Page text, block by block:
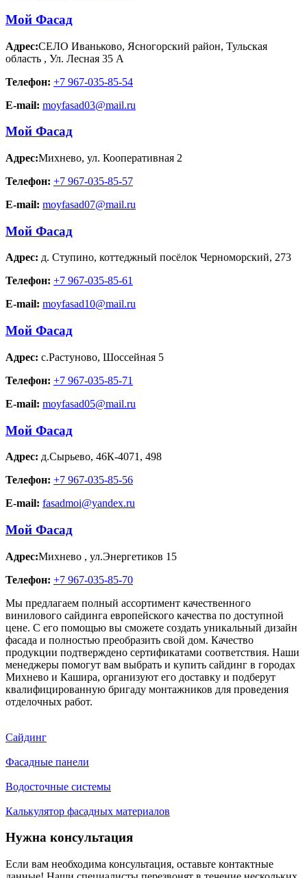
Мой Фасад
Адрес:СЕЛО Иваньково, Ясногорский район, Тульская
область , Ул. Лесная 35 А
Телефон: +7 967-035-85-54
E-mail: moyfasad03@mail.ru
Мой Фасад
Адрес:Михнево, ул. Кооперативная 2
Телефон: +7 967-035-85-57
E-mail: moyfasad07@mail.ru
Мой Фасад
Адрес: д. Ступино, коттеджный посёлок Черноморский, 273
Телефон: +7 967-035-85-61
E-mail: moyfasad10@mail.ru
Мой Фасад
Адрес: с.Растуново, Шоссейная 5
Телефон: +7 967-035-85-71
E-mail: moyfasad05@mail.ru
Мой Фасад
Адрес: д.Сырьево, 46К-4071, 498
Телефон: +7 967-035-85-56
E-mail: fasadmoi@yandex.ru
Мой Фасад
Адрес:Михнево , ул.Энергетиков 15
Телефон: +7 967-035-85-70
Мы предлагаем полный ассортимент качественного
винилового сайдинга европейского качества по доступной
цене. С его помощью вы сможете создать уникальный дизайн
фасада и полностью преобразить свой дом. Качество
продукции подтверждено сертификатами соответствия. Наши
менеджеры помогут вам выбрать и купить сайдинг в городах
Михнево и Кашира, организуют его доставку и подберут
квалифицированную бригаду монтажников для проведения
отделочных работ.
Сайдинг
Фасадные панели
Водосточные системы
Калькулятор фасадных материалов
Нужна консультация
Если вам необходима консультация, оставьте контактные